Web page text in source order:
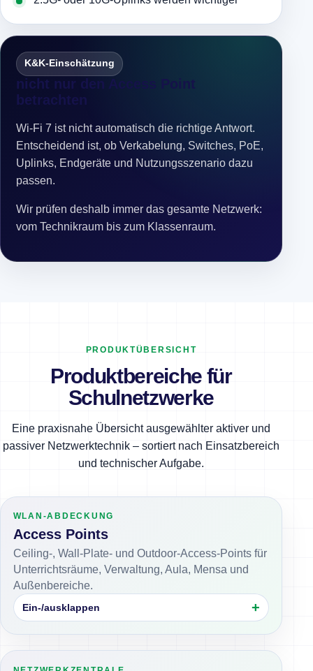
K&K-Einschätzung
nicht nur den Access Point
betrachten
Wi-Fi 7 ist nicht automatisch die richtige Antwort.
Entscheidend ist, ob Verkabelung, Switches, PoE,
Uplinks, Endgeräte und Nutzungsszenario dazu
passen.
Wir prüfen deshalb immer das gesamte Netzwerk:
vom Technikraum bis zum Klassenraum.
PRODUKTÜBERSICHT
Produktbereiche für
Schulnetzwerke
Eine praxisnahe Übersicht ausgewählter aktiver und
passiver Netzwerktechnik – sortiert nach Einsatzbereich
und technischer Aufgabe.
WLAN-ABDECKUNG
Access Points
Ceiling-, Wall-Plate- und Outdoor-Access-Points für
Unterrichtsräume, Verwaltung, Aula, Mensa und
Außenbereiche.
Ein-/ausklappen